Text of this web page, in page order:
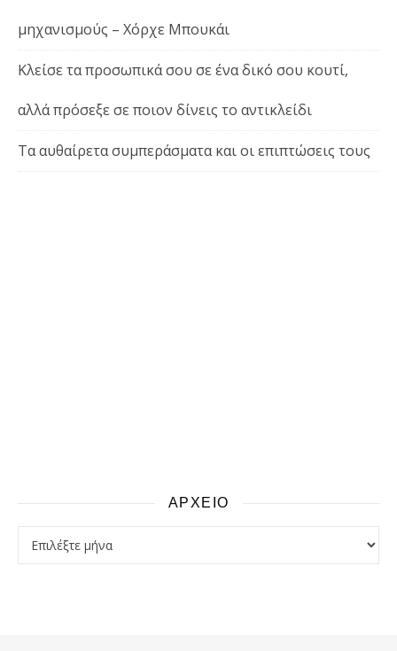
μηχανισμούς – Χόρχε Μπουκάι
Κλείσε τα προσωπικά σου σε ένα δικό σου κουτί,
αλλά πρόσεξε σε ποιον δίνεις το αντικλείδι
Τα αυθαίρετα συμπεράσματα και οι επιπτώσεις τους
ΑΡΧΕΙΟ